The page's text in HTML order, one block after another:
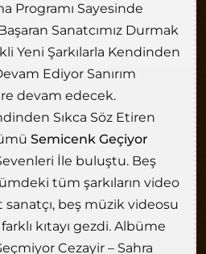
Programı Sayesinde
Sanatcımız Durmak
Yeni Şarkılarla Kendinden
Ediyor Sanırım
devam edecek.
Sıkca Söz Etiren
Semicenk Geçiyor
İle buluştu. Beş
tüm şarkıların video
beş müzik videosu
kıtayı gezdi. Albüme
Cezayir – Sahra